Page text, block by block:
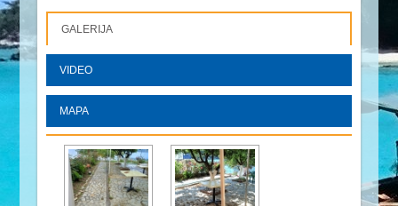
GALERIJA
VIDEO
MAPA